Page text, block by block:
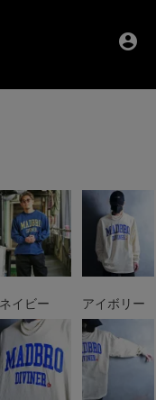
account_circle
ネイビー アイボリー